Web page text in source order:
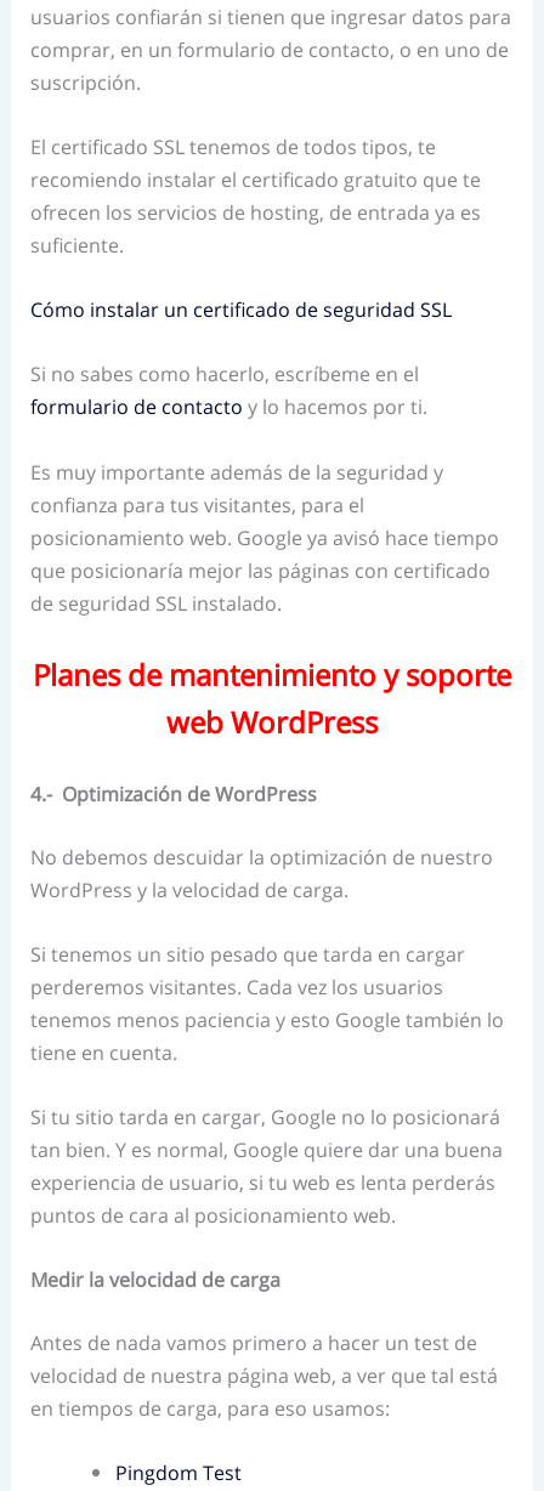
usuarios confiarán si tienen que ingresar datos para
comprar, en un formulario de contacto, o en uno de
suscripción.
El certificado SSL tenemos de todos tipos, te
recomiendo instalar el certificado gratuito que te
ofrecen los servicios de hosting, de entrada ya es
suficiente.
Cómo instalar un certificado de seguridad SSL
Si no sabes como hacerlo, escríbeme en el
formulario de contacto y lo hacemos por ti.
Es muy importante además de la seguridad y
confianza para tus visitantes, para el
posicionamiento web. Google ya avisó hace tiempo
que posicionaría mejor las páginas con certificado
de seguridad SSL instalado.
Planes de mantenimiento y soporte
web WordPress
4.- Optimización de WordPress
No debemos descuidar la optimización de nuestro
WordPress y la velocidad de carga.
Si tenemos un sitio pesado que tarda en cargar
perderemos visitantes. Cada vez los usuarios
tenemos menos paciencia y esto Google también lo
tiene en cuenta.
Si tu sitio tarda en cargar, Google no lo posicionará
tan bien. Y es normal, Google quiere dar una buena
experiencia de usuario, si tu web es lenta perderás
puntos de cara al posicionamiento web.
Medir la velocidad de carga
Antes de nada vamos primero a hacer un test de
velocidad de nuestra página web, a ver que tal está
en tiempos de carga, para eso usamos:
Pingdom Test